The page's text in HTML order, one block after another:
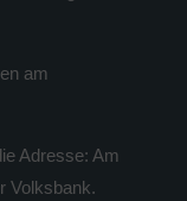
am
Adresse: Am
Volksbank.